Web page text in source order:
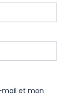
mail et mon